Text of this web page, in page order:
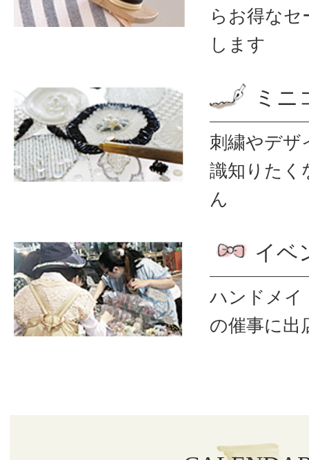
ら お得なセ
します
ミニ
刺繍やデザ
識知りたく
ん
イベ
ハンドメイ
の催事に出